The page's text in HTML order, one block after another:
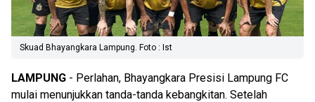
Skuad Bhayangkara Lampung. Foto : Ist
LAMPUNG - Perlahan, Bhayangkara Presisi Lampung FC
mulai menunjukkan tanda-tanda kebangkitan. Setelah